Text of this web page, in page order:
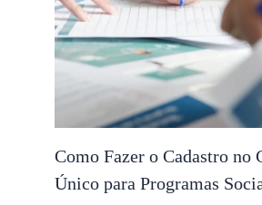
Como Fazer o Cadastro no
Único para Programas